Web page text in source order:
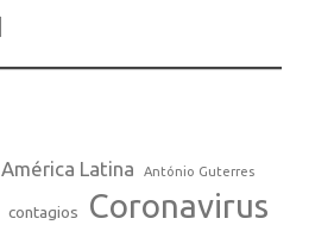
América Latina António Guterres
contagios Coronavirus